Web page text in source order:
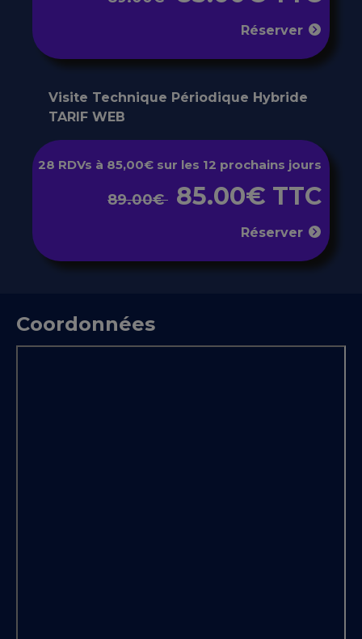
Réserver
Visite Technique Périodique Hybride
TARIF WEB
28 RDVs à 85,00€ sur les 12 prochains jours
89.00€ 85.00€ TTC
Réserver
Coordonnées